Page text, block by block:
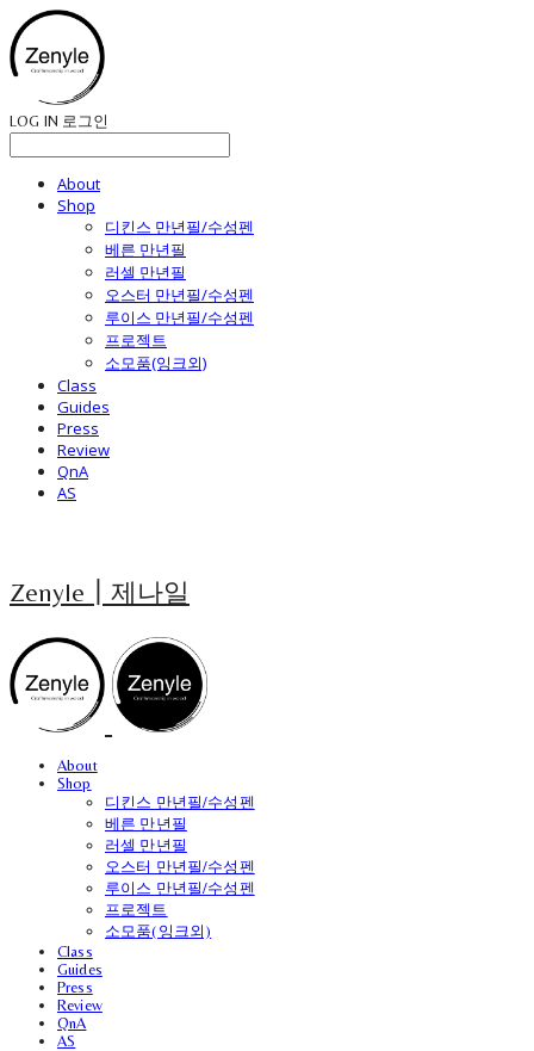
LOG IN 로그인
About
Shop
디킨스 만년필/수성펜
베른 만년필
러셀 만년필
오스터 만년필/수성펜
루이스 만년필/수성펜
프로젝트
소모품(잉크외)
Class
Guides
Press
Review
QnA
AS
Zenyle┃제나일
About
Shop
디킨스 만년필/수성펜
베른 만년필
러셀 만년필
오스터 만년필/수성펜
루이스 만년필/수성펜
프로젝트
소모품(잉크외)
Class
Guides
Press
Review
QnA
AS